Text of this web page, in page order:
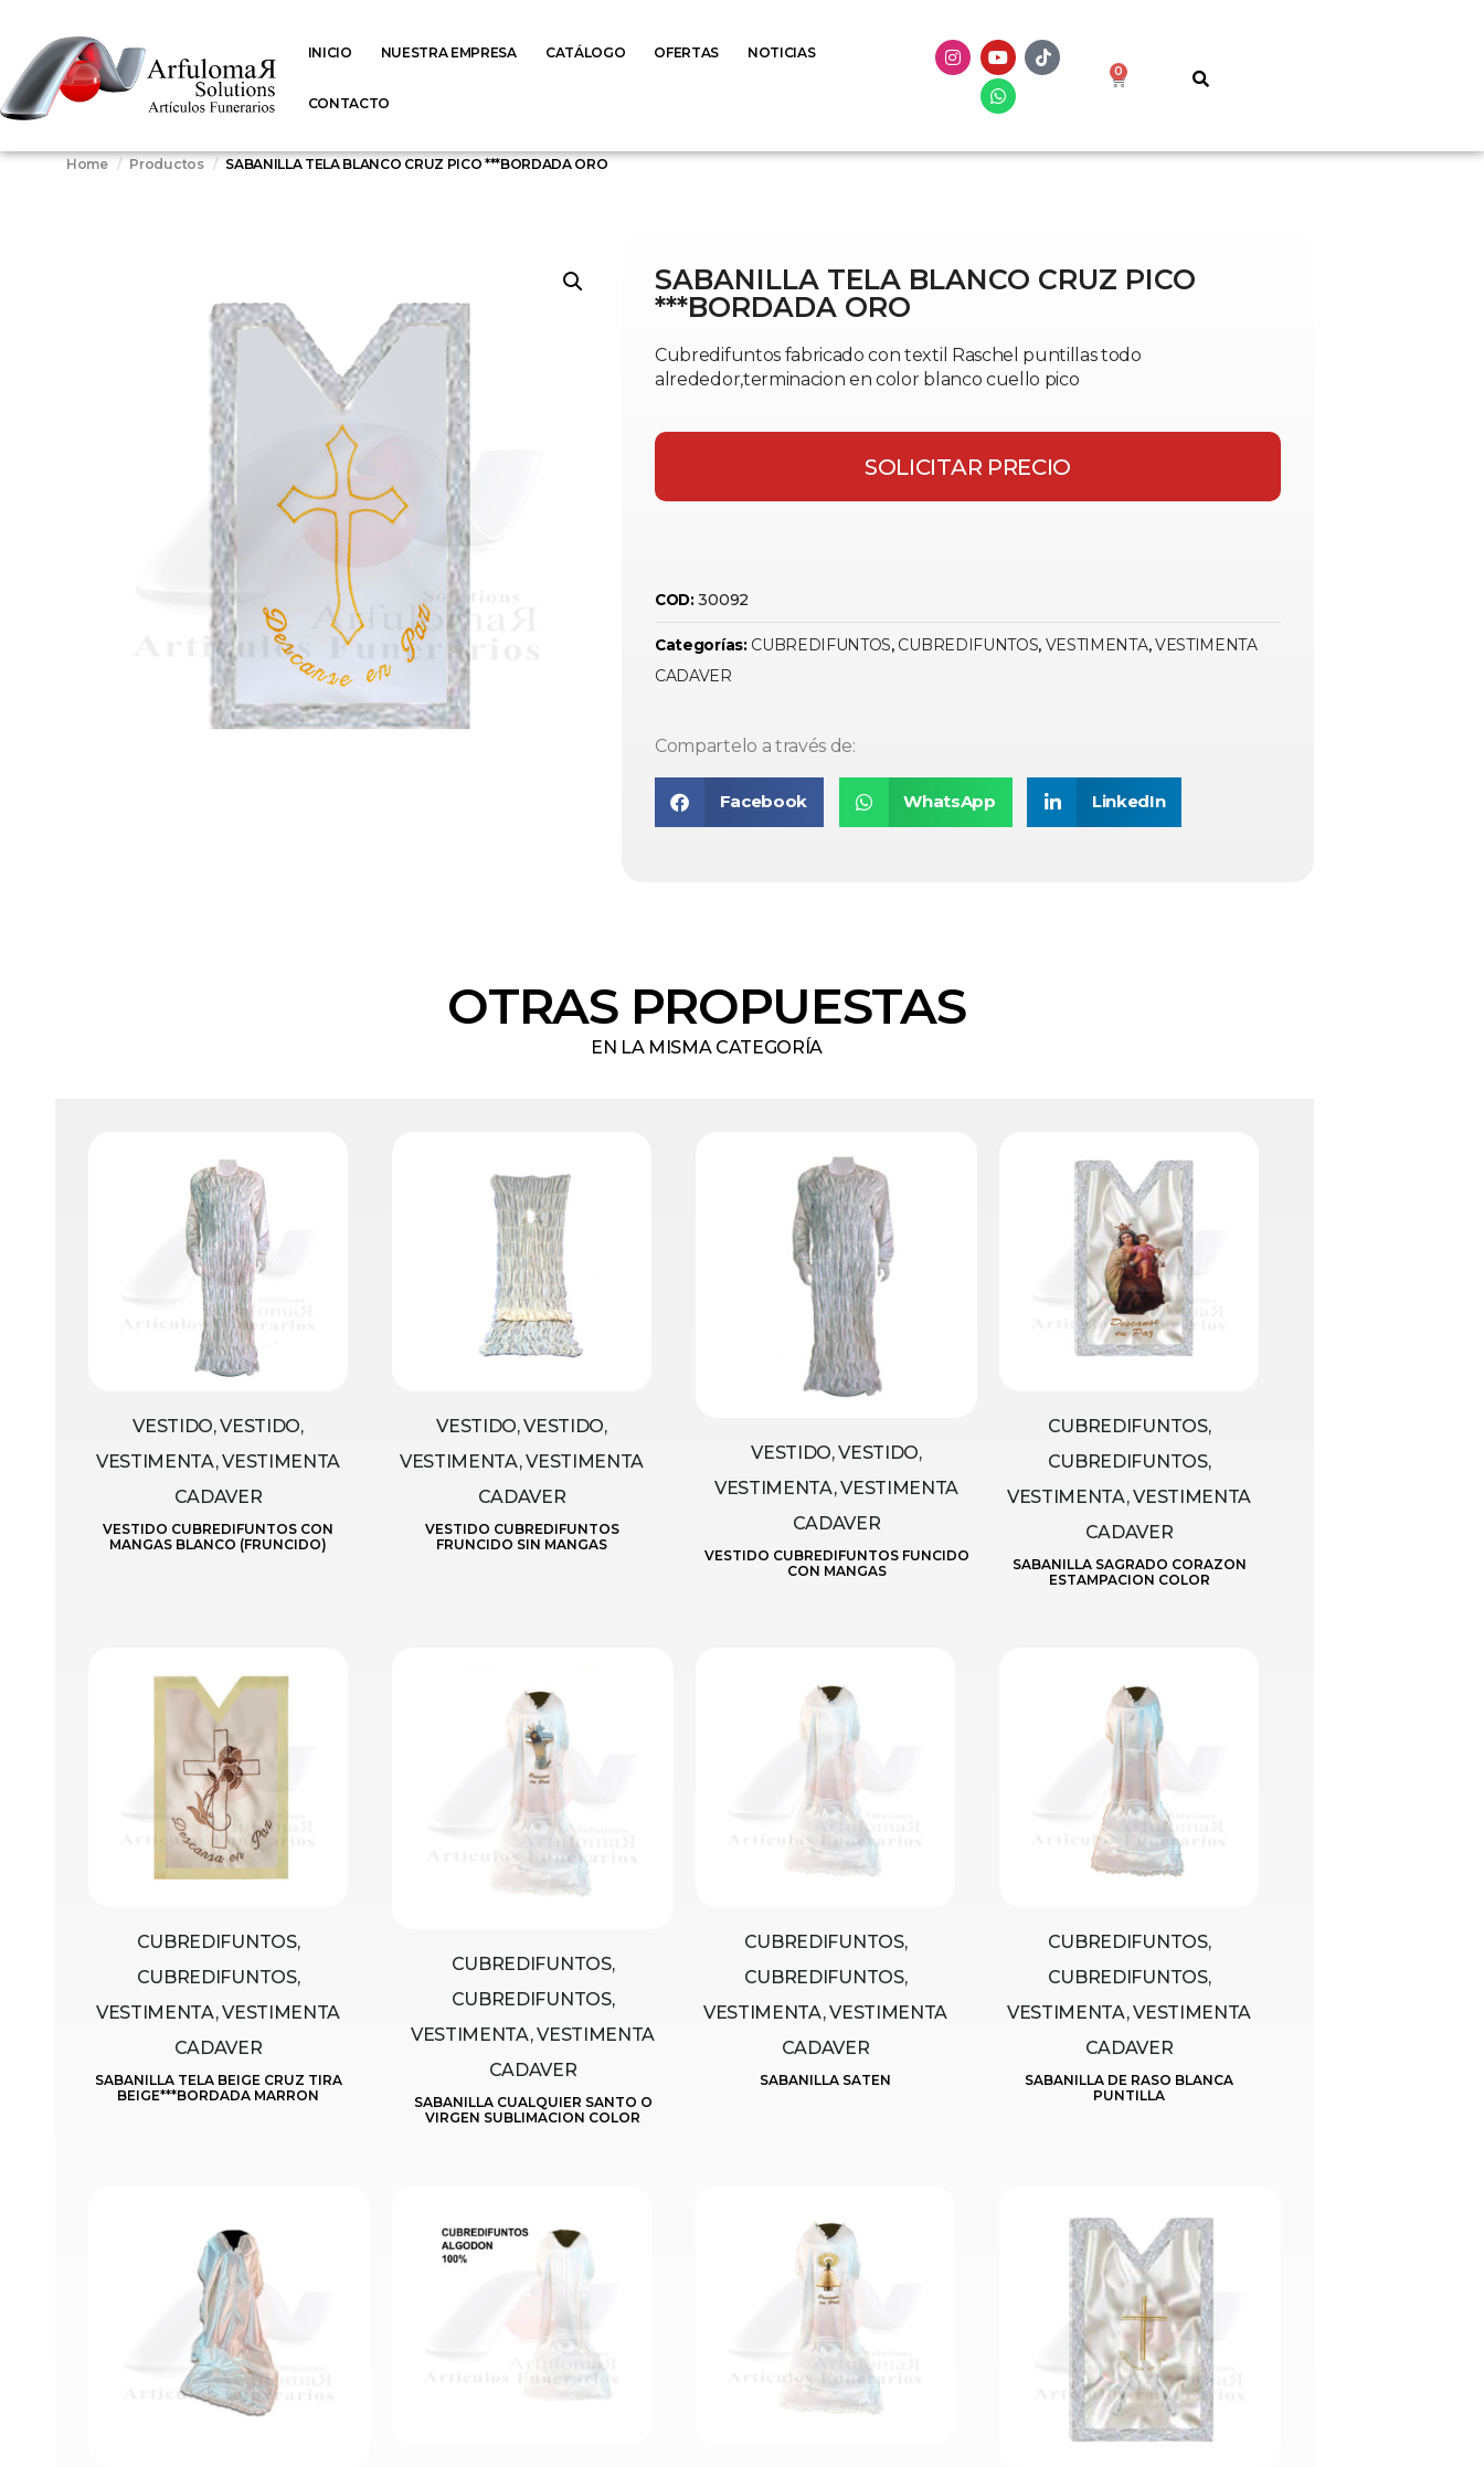
INICIO NUESTRA EMPRESA CATÁLOGO OFERTAS NOTICIAS
CONTACTO
0
Home Productos SABANILLA TELA BLANCO CRUZ PICO ***BORDADA ORO
SABANILLA TELA BLANCO CRUZ PICO
***BORDADA ORO
Cubredifuntos fabricado con textil Raschel puntillas todo
alrededor,terminacion en color blanco cuello pico
SOLICITAR PRECIO
COD:30092
Categorías: CUBREDIFUNTOS, CUBREDIFUNTOS, VESTIMENTA,VESTIMENTA
CADAVER
Compartelo a través de:
Facebook WhatsApp LinkedIn
OTRAS PROPUESTAS
EN LA MISMA CATEGORÍA
VESTIDO, VESTIDO,
VESTIMENTA, VESTIMENTA
CADAVER
VESTIDO CUBREDIFUNTOS CON
MANGAS BLANCO (FRUNCIDO)
VESTIDO, VESTIDO,
VESTIMENTA, VESTIMENTA
CADAVER
VESTIDO CUBREDIFUNTOS
FRUNCIDO SIN MANGAS
VESTIDO, VESTIDO,
VESTIMENTA, VESTIMENTA
CADAVER
VESTIDO CUBREDIFUNTOS FUNCIDO
CON MANGAS
CUBREDIFUNTOS,
CUBREDIFUNTOS,
VESTIMENTA, VESTIMENTA
CADAVER
SABANILLA SAGRADO CORAZON
ESTAMPACION COLOR
CUBREDIFUNTOS,
CUBREDIFUNTOS,
VESTIMENTA, VESTIMENTA
CADAVER
SABANILLA TELA BEIGE CRUZ TIRA
BEIGE***BORDADA MARRON
CUBREDIFUNTOS,
CUBREDIFUNTOS,
VESTIMENTA, VESTIMENTA
CADAVER
SABANILLA CUALQUIER SANTO O
VIRGEN SUBLIMACION COLOR
CUBREDIFUNTOS,
CUBREDIFUNTOS,
VESTIMENTA, VESTIMENTA
CADAVER
SABANILLA SATEN
CUBREDIFUNTOS,
CUBREDIFUNTOS,
VESTIMENTA, VESTIMENTA
CADAVER
SABANILLA DE RASO BLANCA
PUNTILLA